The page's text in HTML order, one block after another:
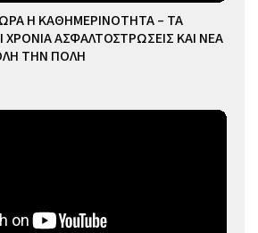
Η ΚΑΘΗΜΕΡΙΝΟΤΗΤΑ – ΤΑ
ΑΣΦΑΛΤΟΣΤΡΩΣΕΙΣ ΚΑΙ ΝΕΑ
ΤΗΝ ΠΟΛΗ